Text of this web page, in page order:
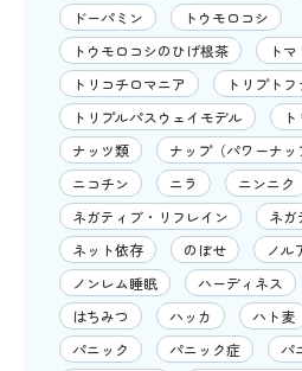
ドーパミン
トウモロコシ
トウモロコシのひげ根茶
トマ
トリコチロマニア
トリプトフ
トリプルパスウェイモデル
ナッツ類
ナップ（パワーナッ
ニコチン
ニラ
ニンニク
ネガティブ・リフレイン
ネガ
ネット依存
のぼせ
ノル
ノンレム睡眠
ハーディネス
はちみつ
ハッカ ハト麦
パニック
パニック症
パ